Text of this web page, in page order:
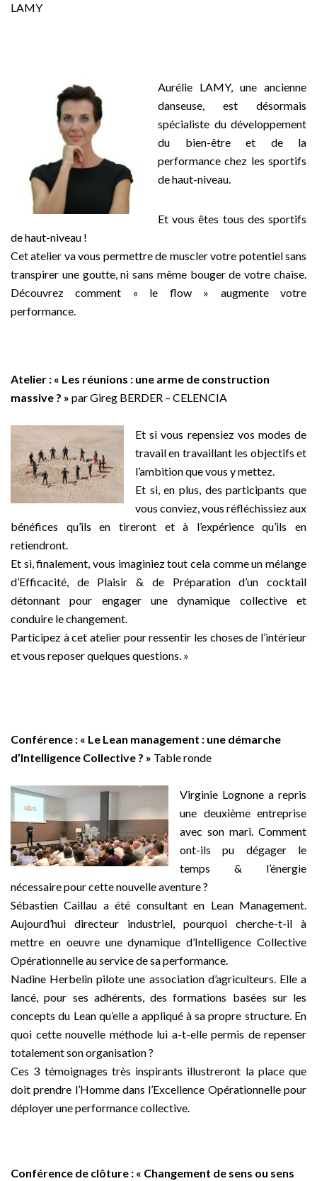
LAMY
Aurélie LAMY, une ancienne
danseuse, est désormais
spécialiste du développement
du bien-être et de la
performance chez les sportifs
de haut-niveau.
Et vous êtes tous des sportifs
de haut-niveau !
Cet atelier va vous permettre de muscler votre potentiel sans
transpirer une goutte, ni sans même bouger de votre chaise.
Découvrez comment « le flow » augmente votre
performance.
Atelier : « Les réunions : une arme de construction
massive ? » par Gireg BERDER – CELENCIA
Et si vous repensiez vos modes de
travail en travaillant les objectifs et
l’ambition que vous y mettez.
Et si, en plus, des participants que
vous conviez, vous réfléchissiez aux
bénéfices qu’ils en tireront et à l’expérience qu’ils en
retiendront.
Et si, finalement, vous imaginiez tout cela comme un mélange
d’Efficacité, de Plaisir & de Préparation d’un cocktail
détonnant pour engager une dynamique collective et
conduire le changement.
Participez à cet atelier pour ressentir les choses de l’intérieur
et vous reposer quelques questions. »
Conférence : « Le Lean management : une démarche
d’Intelligence Collective ? » Table ronde
Virginie Lognone a repris
une deuxième entreprise
avec son mari. Comment
ont-ils pu dégager le
temps & l’énergie
nécessaire pour cette nouvelle aventure ?
Sébastien Caillau a été consultant en Lean Management.
Aujourd’hui directeur industriel, pourquoi cherche-t-il à
mettre en oeuvre une dynamique d’Intelligence Collective
Opérationnelle au service de sa performance.
Nadine Herbelin pilote une association d’agriculteurs. Elle a
lancé, pour ses adhérents, des formations basées sur les
concepts du Lean qu’elle a appliqué à sa propre structure. En
quoi cette nouvelle méthode lui a-t-elle permis de repenser
totalement son organisation ?
Ces 3 témoignages très inspirants illustreront la place que
doit prendre l’Homme dans l’Excellence Opérationnelle pour
déployer une performance collective.
Conférence de clôture : « Changement de sens ou sens